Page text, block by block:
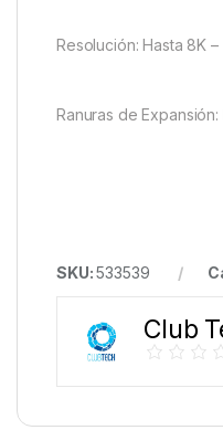
Resolución: Hasta 8K –
Ranuras de Expansión:
SKU:533539
Club